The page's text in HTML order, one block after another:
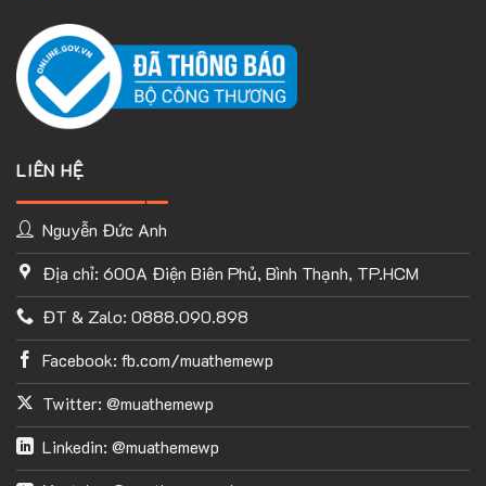
LIÊN HỆ
Nguyễn Đức Anh
Địa chỉ: 600A Điện Biên Phủ, Bình Thạnh, TP.HCM
ĐT & Zalo: 0888.090.898
Facebook: fb.com/muathemewp
Twitter: @muathemewp
Linkedin: @muathemewp